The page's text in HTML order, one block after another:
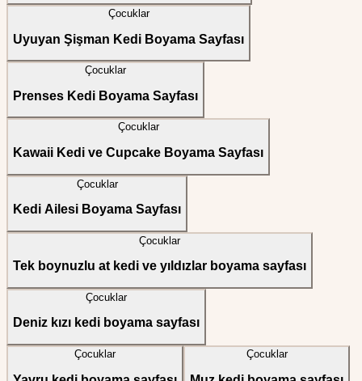
Çocuklar
Uyuyan Şişman Kedi Boyama Sayfası
Çocuklar
Prenses Kedi Boyama Sayfası
Çocuklar
Kawaii Kedi ve Cupcake Boyama Sayfası
Çocuklar
Kedi Ailesi Boyama Sayfası
Çocuklar
Tek boynuzlu at kedi ve yıldızlar boyama sayfası
Çocuklar
Deniz kızı kedi boyama sayfası
Çocuklar Çocuklar